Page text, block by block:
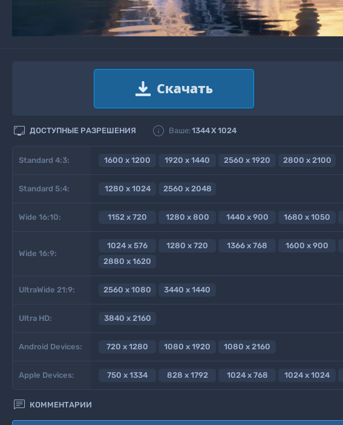
 ДОСТУПНЫЕ РАЗРЕШЕНИЯ  Ваше:1344X 1024
Standard 4:3: 1600 x 1200 1920 x 1440 2560 x 1920 2800 x 2100
Standard 5:4: 1280 x 1024 2560 x 2048
Wide 16:10: 1152 x 720 1280 x 800 1440 x 900 1680 x 1050
Wide 16:9:
1024 x 576 1280 x 720 1366 x 768 1600 x 900
2880 x 1620
UltraWide 21:9: 2560 x 1080 3440 x 1440
Ultra HD: 3840 x 2160
Android Devices: 720 x 1280 1080 x 1920 1080 x 2160
Apple Devices: 750 x 1334 828 x 1792 1024 x 768 1024 x 1024
 КОММЕНТАРИИ